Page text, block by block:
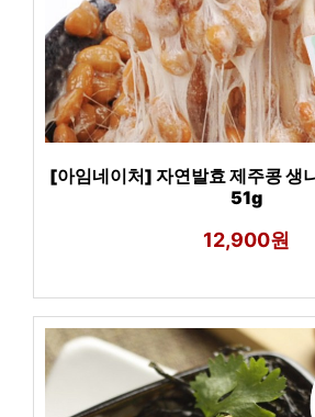
[아임네이처] 자연발효 제주콩 생
51g
12,900원